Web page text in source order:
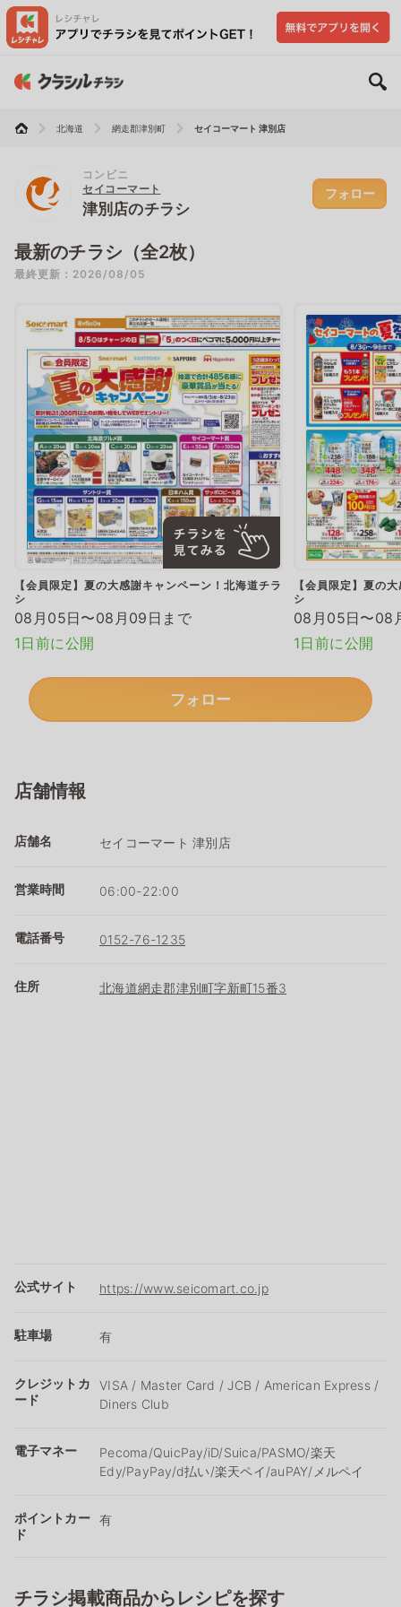
北海道 網走郡津別町 セイコーマート 津別店
コンビニ
セイコーマート
津別店のチラシ
フォロー
最新のチラシ（全2枚）
最終更新：2026/08/05
【会員限定】夏の大感謝キャンペーン！北海道チラ
シ
08月05日〜08月09日まで
1日前に公開
【会員限定】夏の
シ
08月05日〜08
1日前に公開
フォロー
店舗情報
店舗名 セイコーマート 津別店
営業時間 06:00-22:00
電話番号 0152-76-1235
住所 北海道網走郡津別町字新町15番3
公式サイト https://www.seicomart.co.jp
駐車場 有
クレジットカ
ード
VISA / Master Card / JCB / American Express /
Diners Club
電子マネー
Pecoma/QuicPay/iD/Suica/PASMO/楽天
Edy/PayPay/d払い/楽天ペイ/auPAY/メルペイ
ポイントカー
ド
有
チラシ掲載商品からレシピを探す